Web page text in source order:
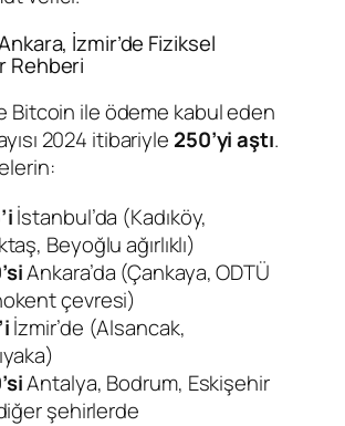
İzmir’de Fiziksel
Rehberi
Bitcoin ile ödeme kabul eden
2024 itibariyle 250’yi aştı.
İstanbul’da (Kadıköy,
Beyoğlu ağırlıklı)
Ankara’da (Çankaya, ODTÜ
çevresi)
İzmir’de (Alsancak,
Antalya, Bodrum, Eskişehir
şehirlerde